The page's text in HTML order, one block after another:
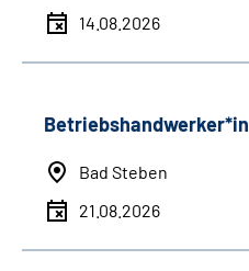
14.08.2026
Betriebshandwerker*in
Bad Steben
21.08.2026